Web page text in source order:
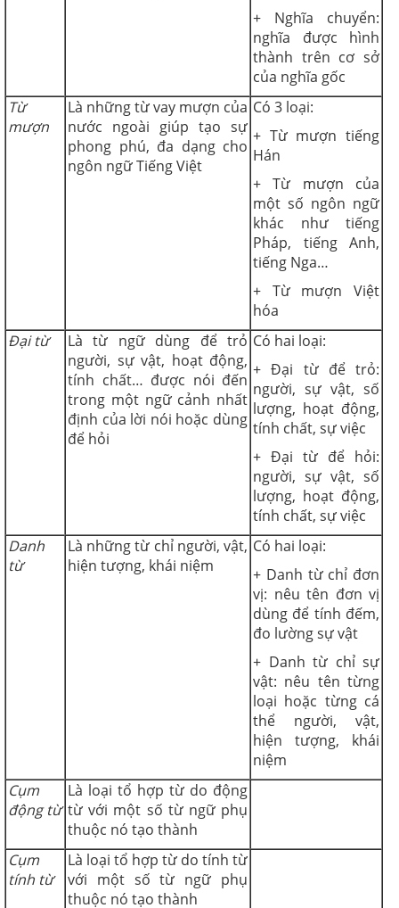
+ Nghĩa chuyển:
nghĩa được hình
thành trên cơ sở
của nghĩa gốc
Từ
mượn
Là những từ vay mượn của
nước ngoài giúp tạo sự
phong phú, đa dạng cho
ngôn ngữ Tiếng Việt
Có 3 loại:
+ Từ mượn tiếng
Hán
+ Từ mượn của
một số ngôn ngữ
khác như tiếng
Pháp, tiếng Anh,
tiếng Nga…
+ Từ mượn Việt
hóa
Đại từ
Là từ ngữ dùng để trỏ
người, sự vật, hoạt động,
tính chất… được nói đến
trong một ngữ cảnh nhất
định của lời nói hoặc dùng
để hỏi
Có hai loại:
+ Đại từ để trỏ:
người, sự vật, số
lượng, hoạt động,
tính chất, sự việc
+ Đại từ để hỏi:
người, sự vật, số
lượng, hoạt động,
tính chất, sự việc
Danh
từ
Là những từ chỉ người, vật,
hiện tượng, khái niệm
Có hai loại:
+ Danh từ chỉ đơn
vị: nêu tên đơn vị
dùng để tính đếm,
đo lường sự vật
+ Danh từ chỉ sự
vật: nêu tên từng
loại hoặc từng cá
thể người, vật,
hiện tượng, khái
niệm
Cụm
động từ
Là loại tổ hợp từ do động
từ với một số từ ngữ phụ
thuộc nó tạo thành
Cụm
tính từ
Là loại tổ hợp từ do tính từ
với một số từ ngữ phụ
thuộc nó tạo thành